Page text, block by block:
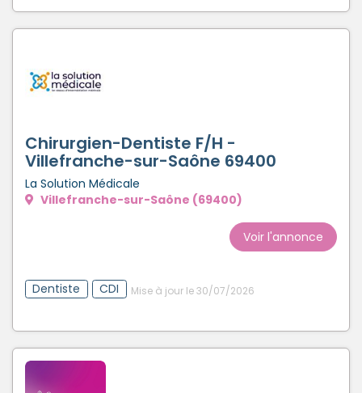
Chirurgien-Dentiste F/H -
Villefranche-sur-Saône 69400
La Solution Médicale
Villefranche-sur-Saône (69400)
Voir l'annonce
Dentiste CDI Mise à jour le 30/07/2026